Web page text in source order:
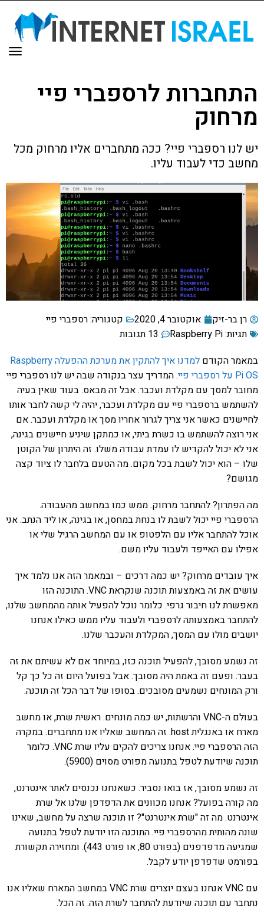
התחברות לרספברי פיי
מרחוק
יש לנו רספברי פיי? ככה מתחברים אליו מרחוק מכל
מחשב כדי לעבוד עליו.
רן בר-זיק אוקטובר 4, 2020 קטגוריה:רספברי פיי
תגיות:Raspberry Pi
13 תגובות
במאמר הקודם
למדנו איך להתקין את מערכת ההפעלה Raspberry
Pi OS על רספברי פיי
. המדריך עצר בנקודה שבה יש לנו רספברי פיי
מחובר למסך עם מקלדת ועכבר. אבל זה מבאס. בעוד שאין בעיה
להשתמש ברספברי פיי עם מקלדת ועכבר, יהיה לי קשה לחבר אותו
לחיישנים כאשר אני צריך לגרור אחריו מסך או מקלדת ועכבר. אם
אני רוצה להשתמש בו כשרת ביתי, או כמתקן שיניע חיישנים בגינה,
אני לא יכול להקדיש לו עמדת עבודה משלו. זה היתרון של הקוטן
שלו – הוא יכול לשבת בכל מקום. מה הטעם בלחבר לו ציוד קצה
מגושם?
מה הפתרון? להתחבר מרחוק. ממש כמו במחשב מהעבודה.
הרספברי פיי יכול לשבת לו בנחת במחסן, או בגינה, או ליד הנתב. אני
אוכל להתחבר אליו עם הלפטופ או עם המחשב הרגיל שלי או
אפילו עם האייפד ולעבוד עליו משם.
איך עובדים מרחוק? יש כמה דרכים – ובמאמר הזה אנו נלמד איך
עושים את זה באמצעות תוכנה שנקראת VNC. התוכנה הזו
מאפשרת לנו חיבור גרפי. כלומר נוכל להפעיל אותה מהמחשב שלנו,
להתחבר באמצעותה לרספברי ולעבוד עליו ממש כאילו אנחנו
יושבים מולו עם המסך, המקלדת והעכבר שלנו.
זה נשמע מסובך, להפעיל תוכנה כזו, במיוחד אם לא עשיתם את זה
בעבר. ופעם זה באמת היה מסובך. אבל בפועל היום זה כל כך קל
ורק המונחים נשמעים מסובכים. בסופו של דבר הכל זה תוכנה.
בעולם ה-VNC והרשתות, יש כמה מונחים. ראשית שרת, או מחשב
מארח או באנגלית host. זה המחשב שאליו אנו מתחברים. במקרה
הזה הרספברי פיי. אנחנו צריכים להקים עליו שרת VNC. כלומר
תוכנה שיודעת לטפל בתנועה מפורט מסוים (5900).
זה נשמע מסובך, אז בואו נסביר. כשאנחנו נכנסים לאתר אינטרנט,
מה קורה בפועל? אנחנו מכוונים את הדפדפן שלנו אל שרת
אינטרנט. מה זה "שרת אינטרנט"? זו תוכנה שרצה על מחשב, שאינו
שונה מהותית מהרספברי פיי. התוכנה הזו יודעת לטפל בתנועה
שמגיעה מדפדפנים (בפורט 80, או פורט 443). ומחזירה תקשורת
בפורמט שדפדפן יודע לקבל.
עם VNC אנחנו בעצם יוצרים שרת VNC במחשב המארח שאליו אנו
נתחבר עם תוכנה שיודעת להתחבר לשרת הזה. זה הכל.